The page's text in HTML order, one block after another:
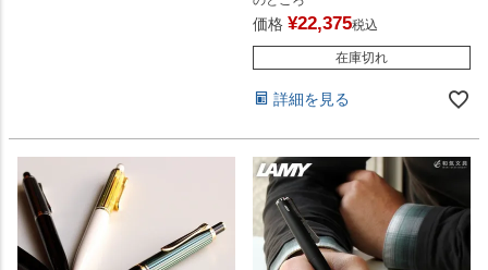
価格 ¥22,375税込
在庫切れ
詳細を見る